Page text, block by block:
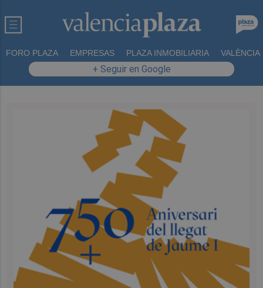
FORO PLAZA EMPRESAS PLAZA INMOBILIARIA VALÈNCIA
+ Seguir en Google